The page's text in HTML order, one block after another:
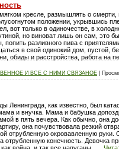
кресле, размышлять о
положении, укрывшись
вот только в одиночестве, в
но виноват лишь он сам, это
попить разливного пива с
в свой одинокий дом,
обиды и расстройства, работа на
И ВСЕ С НИМИ СВЯЗАНОЕ
Ленинграда, как известно, был
и внучка. Мама и бабушка
в пять вечера. Как обычно, она
она почувствовала резкий
отрубленную окровавленную
отрубленную конечность.